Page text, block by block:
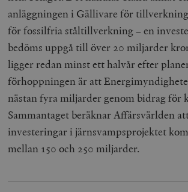
anläggningen i Gällivare för
för fossilfria ståltillverkning – en
bedöms uppgå till över 20 miljarder
ligger redan minst ett halvår efter
förhoppningen är att
nästan fyra miljarder genom bidrag för
Sammantaget beräknar Affärsvärlden
investeringar i järnsvampsprojektet
mellan 150 och 250 miljarder.